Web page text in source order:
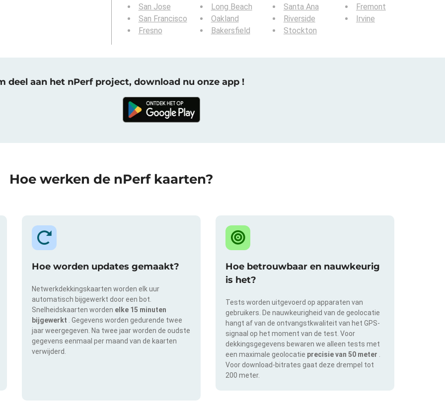
San Jose
San Francisco
Fresno
Long Beach
Oakland
Bakersfield
Santa Ana
Riverside
Stockton
Fremont
Irvine
deel aan het nPerf project, download nu onze app !
Hoe werken de nPerf kaarten?
Hoe worden updates gemaakt?
Netwerkdekkingskaarten worden elk uur
automatisch bijgewerkt door een bot.
Snelheidskaarten worden elke 15 minuten
bijgewerkt
. Gegevens worden gedurende twee
jaar weergegeven. Na twee jaar worden de oudste
gegevens eenmaal per maand van de kaarten
verwijderd.
Hoe betrouwbaar en nauwkeurig
is het?
Tests worden uitgevoerd op apparaten van
gebruikers. De nauwkeurigheid van de geolocatie
hangt af van de ontvangstkwaliteit van het GPS-
signaal op het moment van de test. Voor
dekkingsgegevens bewaren we alleen tests met
een maximale geolocatie precisie van 50 meter
Voor download-bitrates gaat deze drempel tot
200 meter.